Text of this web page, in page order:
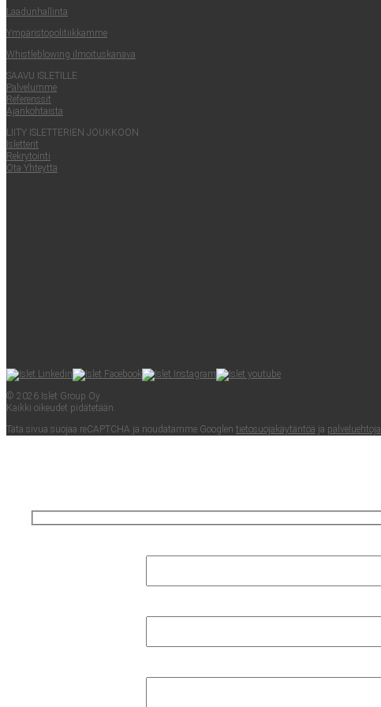
Laa­dun­hal­lin­ta
Ympä­ris­tö­po­li­tiik­kam­me
Whist­le­blowing ilmoituskanava
SAA­VU ISLETILLE
Pal­ve­lum­me
Refe­rens­sit
Ajan­koh­tais­ta
LII­TY ISLET­TE­RIEN JOUKKOON
Islet­te­rit
Rek­ry­toin­ti
Ota Yhteyt­tä
© 2026 Islet Group Oy
Kaik­ki oikeu­det pidätetään.
Tätä sivua suo­jaa reCAPTC­HA ja nou­da­tam­me Googlen tie­to­suo­ja­käy­tän­töä ja pal­ve­lueh­to­ja